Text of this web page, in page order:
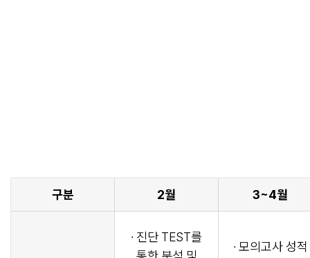
구분 2월 3~4월
· 진단 TEST를
· 모의고사 성적